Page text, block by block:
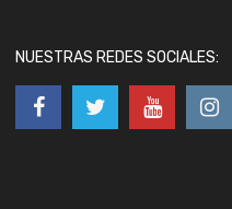
NUESTRAS REDES SOCIALES: